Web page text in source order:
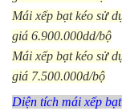
Mái xếp bạt kéo sử
giá 6.900.000dd/bộ
Mái xếp bạt kéo sử
giá 7.500.000d/bộ
Diện tích mái xếp